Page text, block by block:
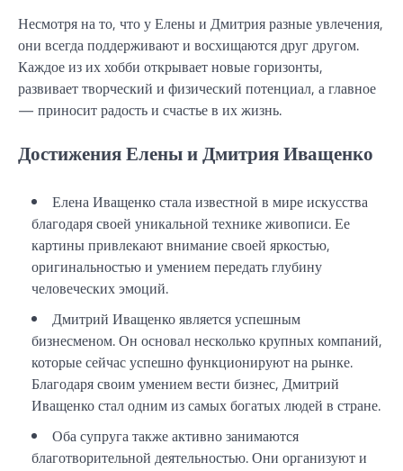
Несмотря на то, что у Елены и Дмитрия разные увлечения,
они всегда поддерживают и восхищаются друг другом.
Каждое из их хобби открывает новые горизонты,
развивает творческий и физический потенциал, а главное
— приносит радость и счастье в их жизнь.
Достижения Елены и Дмитрия Иващенко
Елена Иващенко стала известной в мире искусства
благодаря своей уникальной технике живописи. Ее
картины привлекают внимание своей яркостью,
оригинальностью и умением передать глубину
человеческих эмоций.
Дмитрий Иващенко является успешным
бизнесменом. Он основал несколько крупных компаний,
которые сейчас успешно функционируют на рынке.
Благодаря своим умением вести бизнес, Дмитрий
Иващенко стал одним из самых богатых людей в стране.
Оба супруга также активно занимаются
благотворительной деятельностью. Они организуют и